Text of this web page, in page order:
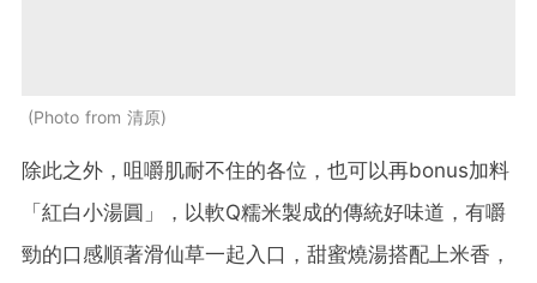
Photo from 清原
除此之外，咀嚼肌耐不住的各位，也可以再bonus加料
「紅白小湯圓」，以軟Q糯米製成的傳統好味道，有嚼
勁的口感順著滑仙草一起入口，甜蜜燒湯搭配上米香，